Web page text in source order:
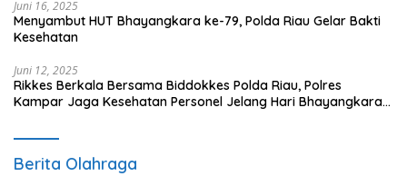
Juni 16, 2025
Menyambut HUT Bhayangkara ke-79, Polda Riau Gelar Bakti
Kesehatan
Juni 12, 2025
Rikkes Berkala Bersama Biddokkes Polda Riau, Polres
Kampar Jaga Kesehatan Personel Jelang Hari Bhayangkara
Berita Olahraga